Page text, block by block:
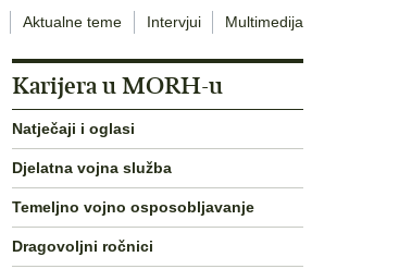
Aktualne teme Intervjui Multimedija
Karijera u MORH-u
Natječaji i oglasi
Djelatna vojna služba
Temeljno vojno osposobljavanje
Dragovoljni ročnici